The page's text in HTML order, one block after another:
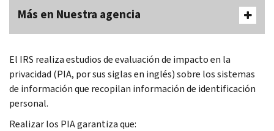
Más en Nuestra agencia
El IRS realiza estudios de evaluación de impacto en la
privacidad (PIA, por sus siglas en inglés) sobre los sistemas
de información que recopilan información de identificación
personal.
Realizar los PIA garantiza que: